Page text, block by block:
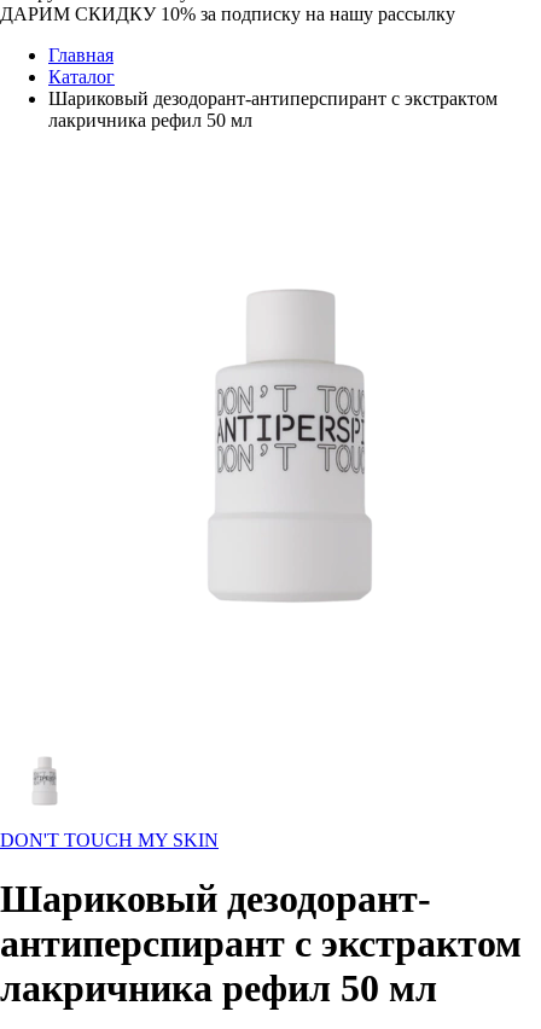
ДАРИМ СКИДКУ 10% за подписку на нашу рассылку
Главная
Каталог
Шариковый дезодорант-антиперспирант с экстрактом
лакричника рефил 50 мл
DON'T TOUCH MY SKIN
Шариковый дезодорант-
антиперспирант с экстрактом
лакричника рефил 50 мл